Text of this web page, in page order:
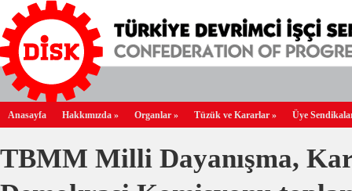
Anasayfa Hakkımızda » Organlar » Tüzük ve Kararlar » Üye
TBMM Milli Dayanışma,